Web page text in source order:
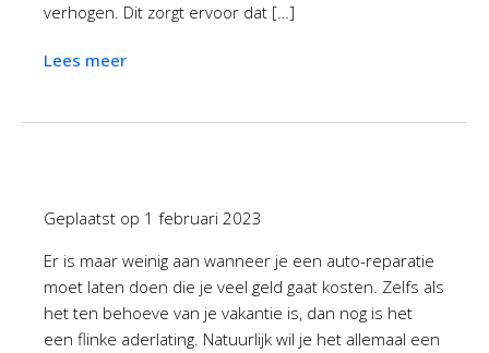
verhogen. Dit zorgt ervoor dat […]
Lees meer
Geplaatst op 1 februari 2023
Er is maar weinig aan wanneer je een auto-reparatie
moet laten doen die je veel geld gaat kosten. Zelfs als
het ten behoeve van je vakantie is, dan nog is het
een flinke aderlating. Natuurlijk wil je het allemaal een